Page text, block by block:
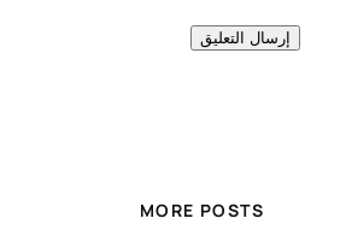
MORE POSTS